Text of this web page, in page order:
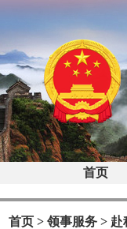
首页
首页 > 领事服务 > 赴